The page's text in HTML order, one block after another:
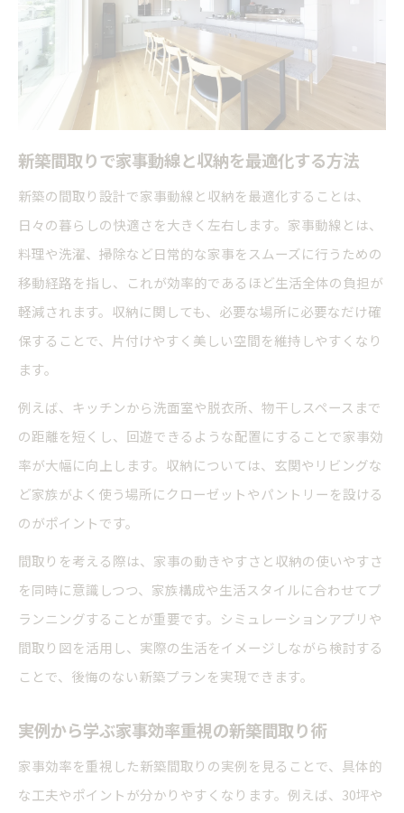
間取り選びで後悔しない新築家づくりのポイント
新築間取りの後悔を防ぐチェックポイント
新築家づくりで失敗しない動線設計の工夫
注文住宅でよくある新築間取りの悩み解消策
人気の新築間取りプランと収納術を解説
収納力を高める新築間取りのアイデア集
新築で選ばれる一戸建て間取りのポイント
新築プラン集を活用した収納配置の工夫
効率的な家事動線を実現する新築の秘訣
新築で家事動線を重視した間取り設計のコツ
家事効率が上がる新築間取りの具体例
新築で意識したい動線と収納の配置方法
暮らしやすさを追求する新築間取りの工夫
新築注文住宅で選ばれる家事動線実例集
注文住宅で失敗しない収納重視の間取り設計術
新築で収納重視の間取り設計を成功させる方法
家事効率と収納が両立する新築実例とは
変化に強い新築収納プランの考え方
新築間取りで家事動線と収納を最適化する方法
新築の間取り設計で家事動線と収納を最適化することは、
日々の暮らしの快適さを大きく左右します。家事動線とは、
料理や洗濯、掃除など日常的な家事をスムーズに行うための
移動経路を指し、これが効率的であるほど生活全体の負担が
軽減されます。収納に関しても、必要な場所に必要なだけ確
保することで、片付けやすく美しい空間を維持しやすくなり
ます。
例えば、キッチンから洗面室や脱衣所、物干しスペースまで
の距離を短くし、回遊できるような配置にすることで家事効
率が大幅に向上します。収納については、玄関やリビングな
ど家族がよく使う場所にクローゼットやパントリーを設ける
のがポイントです。
間取りを考える際は、家事の動きやすさと収納の使いやすさ
を同時に意識しつつ、家族構成や生活スタイルに合わせてプ
ランニングすることが重要です。シミュレーションアプリや
間取り図を活用し、実際の生活をイメージしながら検討する
ことで、後悔のない新築プランを実現できます。
実例から学ぶ家事効率重視の新築間取り術
家事効率を重視した新築間取りの実例を見ることで、具体的
な工夫やポイントが分かりやすくなります。例えば、30坪や